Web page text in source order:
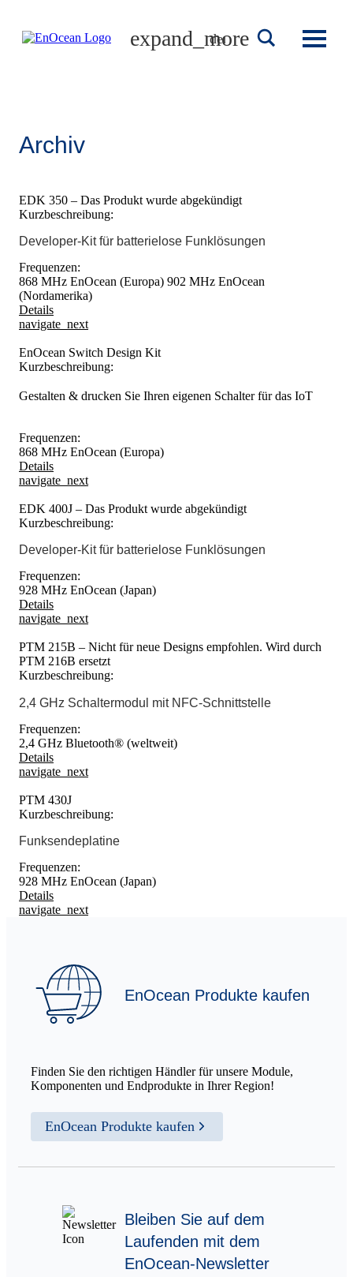
content
deutsch
Archiv
EDK 350 – Das Produkt wurde abgekündigt
Kurzbeschreibung:
Developer-Kit für batterielose Funklösungen
Frequenzen:
868 MHz EnOcean (Europa) 902 MHz EnOcean
(Nordamerika)
Details
navigate_next
EnOcean Switch Design Kit
Kurzbeschreibung:
Gestalten & drucken Sie Ihren eigenen Schalter für das IoT
Frequenzen:
868 MHz EnOcean (Europa)
Details
navigate_next
EDK 400J – Das Produkt wurde abgekündigt
Kurzbeschreibung:
Developer-Kit für batterielose Funklösungen
Frequenzen:
928 MHz EnOcean (Japan)
Details
navigate_next
PTM 215B – Nicht für neue Designs empfohlen. Wird durch
PTM 216B ersetzt
Kurzbeschreibung:
2,4 GHz Schaltermodul mit NFC-Schnittstelle
Frequenzen:
2,4 GHz Bluetooth® (weltweit)
Details
navigate_next
PTM 430J
Kurzbeschreibung:
Funksendeplatine
Frequenzen:
928 MHz EnOcean (Japan)
Details
navigate_next
EnOcean Produkte kaufen
Finden Sie den richtigen Händler für unsere Module,
Komponenten und Endprodukte in Ihrer Region!
EnOcean Produkte kaufen
Bleiben Sie auf dem
Laufenden mit dem
EnOcean-Newsletter